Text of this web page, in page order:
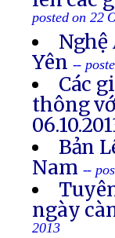
posted on 22
Nghệ
Yên --
Các
thông
Bản
Nam --
ngày
2013